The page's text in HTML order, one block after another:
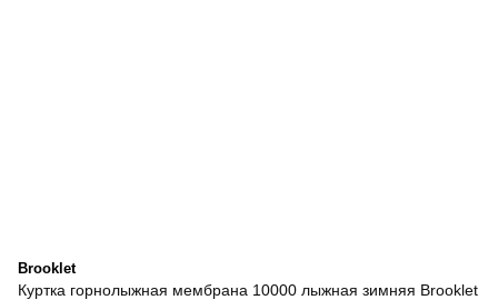
Brooklet
Куртка горнолыжная мембрана 10000 лыжная зимняя Brooklet